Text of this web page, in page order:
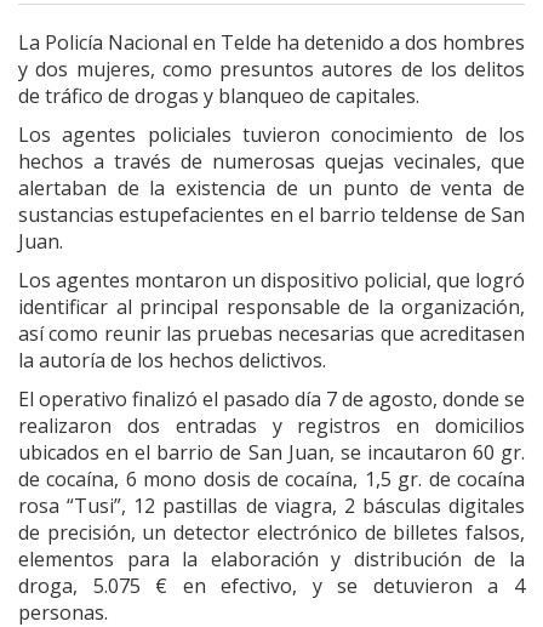
La Policía Nacional en Telde ha detenido a dos hombres
y dos mujeres, como presuntos autores de los delitos
de tráfico de drogas y blanqueo de capitales.
Los agentes policiales tuvieron conocimiento de los
hechos a través de numerosas quejas vecinales, que
alertaban de la existencia de un punto de venta de
sustancias estupefacientes en el barrio teldense de San
Juan.
Los agentes montaron un dispositivo policial, que logró
identificar al principal responsable de la organización,
así como reunir las pruebas necesarias que acreditasen
la autoría de los hechos delictivos.
El operativo finalizó el pasado día 7 de agosto, donde se
realizaron dos entradas y registros en domicilios
ubicados en el barrio de San Juan, se incautaron 60 gr.
de cocaína, 6 mono dosis de cocaína, 1,5 gr. de cocaína
rosa “Tusi”, 12 pastillas de viagra, 2 básculas digitales
de precisión, un detector electrónico de billetes falsos,
elementos para la elaboración y distribución de la
droga, 5.075 € en efectivo, y se detuvieron a 4
personas.